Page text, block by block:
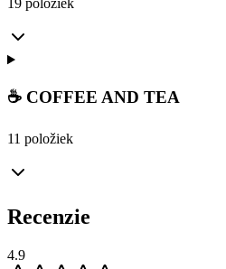
19 položiek
☕ COFFEE AND TEA
11 položiek
Recenzie
4.9